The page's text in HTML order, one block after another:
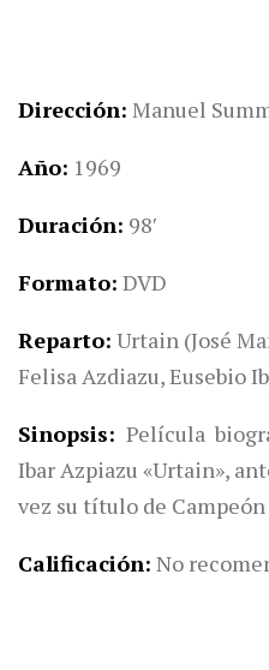
Dirección Manuel
Año 1969
Duración 98′
Formato DVD
Reparto Urtain (José
Felisa Azdiazu, Eusebio
Sinopsis
Película
Ibar Azpiazu «Urtain»,
vez su título de
Calificación No